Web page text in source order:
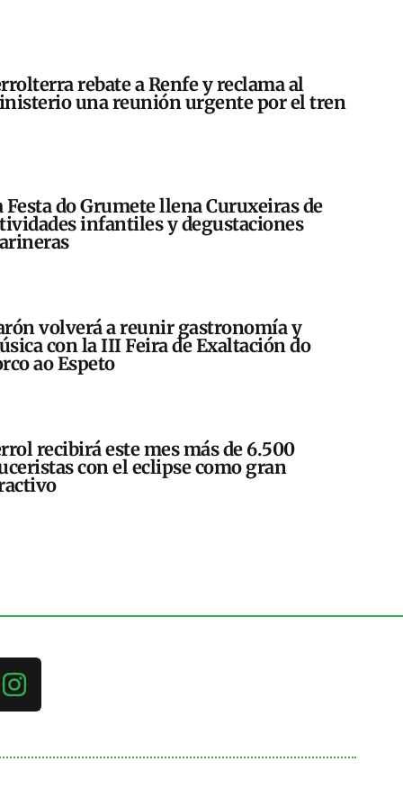
rebate a Renfe y reclama al
una reunión urgente por el tren
Festa do Grumete llena Curuxeiras de
infantiles y degustaciones
volverá a reunir gastronomía y
con la III Feira de Exaltación do
ao Espeto
recibirá este mes más de 6.500
con el eclipse como gran